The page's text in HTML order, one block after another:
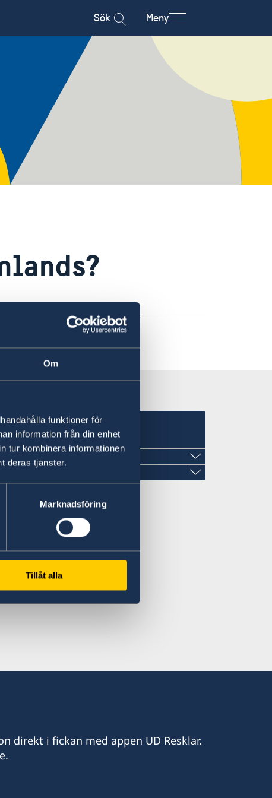
Om
funktioner för
information från din enhet
tur kombinera informationen
deras tjänster.
Marknadsföring
Tillåt alla
Sök Meny
Block A, Seret Road
Notaries Public &
direkt i fickan med appen UD Resklar.